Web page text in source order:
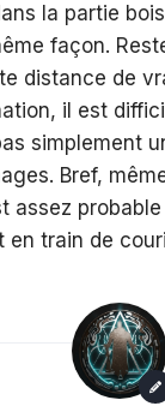
la partie
façon.
distance de
il est
simplement
Bref,
probable
en train de